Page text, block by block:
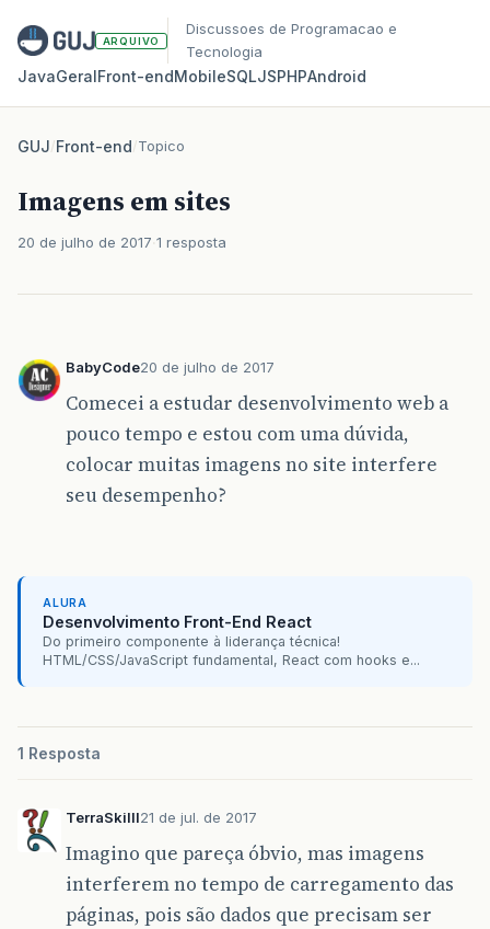
ARQUIVO
Discussoes de Programacao e
Tecnologia
JavaGeralFront‑endMobileSQLJSPHPAndroid
GUJ/Front-end/Topico
Imagens em sites
20 de julho de 2017 1 resposta
BabyCode20 de julho de 2017
Comecei a estudar desenvolvimento web a
pouco tempo e estou com uma dúvida,
colocar muitas imagens no site interfere
seu desempenho?
ALURA
Desenvolvimento Front-End React
Do primeiro componente à liderança técnica!
HTML/CSS/JavaScript fundamental, React com hooks e...
1 Resposta
TerraSkilll21 de jul. de 2017
Imagino que pareça óbvio, mas imagens
interferem no tempo de carregamento das
páginas, pois são dados que precisam ser